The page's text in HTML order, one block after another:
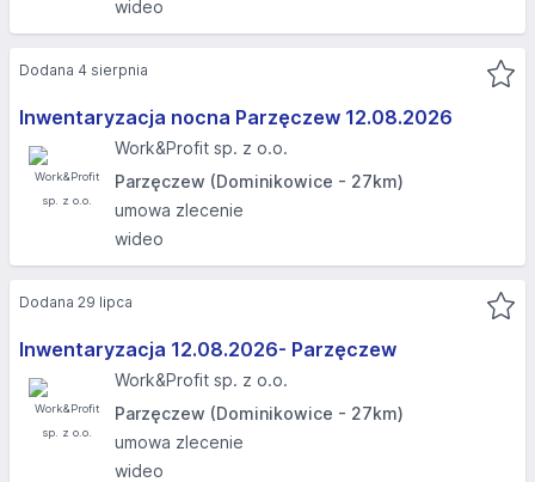
wideo
Inwentaryzacja nocna Parzęczew 12.08.2026​
Work&Profit sp. z o.o.
Parzęczew (Dominikowice - 27km)
umowa zlecenie
wideo
Dodana 4 sierpnia
Inwentaryzacja 12.08.2026- Parzęczew
Work&Profit sp. z o.o.
Parzęczew (Dominikowice - 27km)
umowa zlecenie
wideo
Dodana 29 lipca